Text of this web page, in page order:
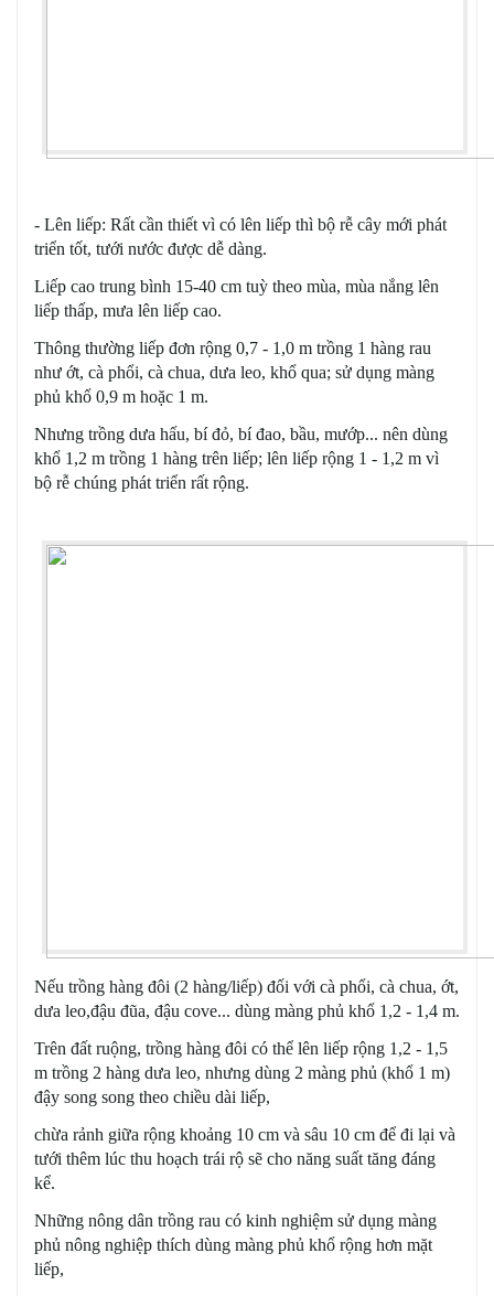
- Lên liếp: Rất cần thiết vì có lên liếp thì bộ rễ cây mới phát
triển tốt, tưới nước được dễ dàng.
Liếp cao trung bình 15-40 cm tuỳ theo mùa, mùa nắng lên
liếp thấp, mưa lên liếp cao.
Thông thường liếp đơn rộng 0,7 - 1,0 m trồng 1 hàng rau
như ớt, cà phổi, cà chua, dưa leo, khổ qua; sử dụng màng
phủ khổ 0,9 m hoặc 1 m.
Nhưng trồng dưa hấu, bí đỏ, bí đao, bầu, mướp... nên dùng
khổ 1,2 m trồng 1 hàng trên liếp; lên liếp rộng 1 - 1,2 m vì
bộ rễ chúng phát triển rất rộng.
Nếu trồng hàng đôi (2 hàng/liếp) đối với cà phổi, cà chua, ớt,
dưa leo,đậu đũa, đậu cove... dùng màng phủ khổ 1,2 - 1,4 m.
Trên đất ruộng, trồng hàng đôi có thể lên liếp rộng 1,2 - 1,5
m trồng 2 hàng dưa leo, nhưng dùng 2 màng phủ (khổ 1 m)
đậy song song theo chiều dài liếp,
chừa rảnh giữa rộng khoảng 10 cm và sâu 10 cm để đi lại và
tưới thêm lúc thu hoạch trái rộ sẽ cho năng suất tăng đáng
kể.
Những nông dân trồng rau có kinh nghiệm sử dụng màng
phủ nông nghiệp thích dùng màng phủ khổ rộng hơn mặt
liếp,